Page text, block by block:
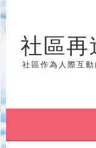
content
社區
社區作為人際互